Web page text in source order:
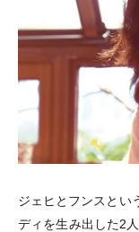
ジェヒとフンスとい
ディを生み出した2